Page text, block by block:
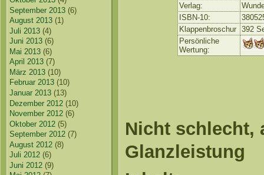
September 2013 (6)
August 2013 (1)
Juli 2013 (4)
Juni 2013 (6)
Mai 2013 (6)
April 2013 (7)
März 2013 (10)
Februar 2013 (10)
Januar 2013 (13)
Dezember 2012 (10)
November 2012 (6)
Oktober 2012 (5)
September 2012 (7)
August 2012 (8)
Juli 2012 (6)
Juni 2012 (9)
Verlag:
ISBN-10:
Klappenbroschur
392
Persönliche
Wertung:
Nicht schlecht,
Glanzleistung